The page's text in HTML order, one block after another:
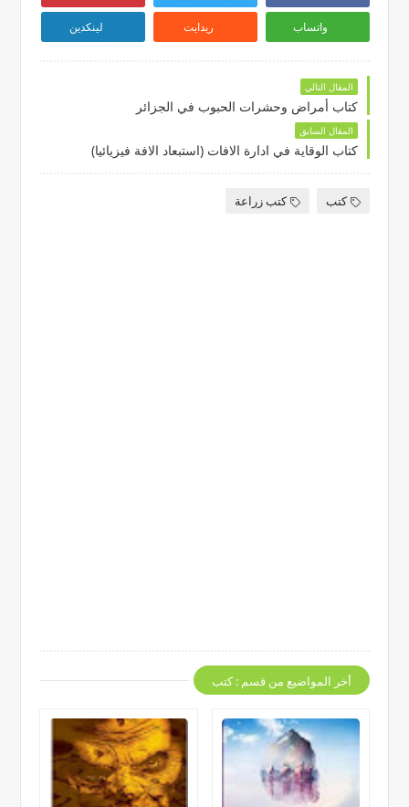
واتساب ريدايت لينكدين
المقال التالي
كتاب أمراض وحشرات الحبوب في الجزائر
المقال السابق
كتاب الوقاية في ادارة الافات (استبعاد الافة فيزيائيا)
كتب كتب زراعة
أخر المواضيع من قسم : كتب